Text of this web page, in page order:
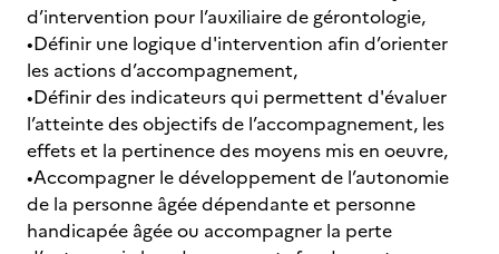
d’intervention pour l’auxiliaire de gérontologie,
•Définir une logique d'intervention afin d’orienter
les actions d’accompagnement,
•Définir des indicateurs qui permettent d'évaluer
l’atteinte des objectifs de l’accompagnement, les
effets et la pertinence des moyens mis en oeuvre,
•Accompagner le développement de l’autonomie
de la personne âgée dépendante et personne
handicapée âgée ou accompagner la perte